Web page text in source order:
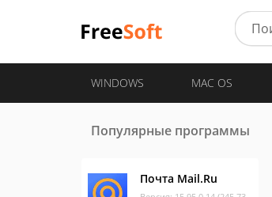
WINDOWS MAC OS
Популярные программы
Почта Mail.Ru